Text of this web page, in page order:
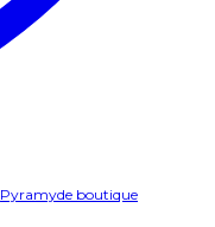
Pyramyde boutique